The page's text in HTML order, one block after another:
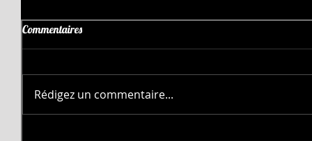
Commentaires
Rédigez un commentaire...